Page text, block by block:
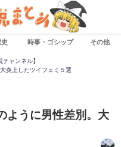
史 時事・ゴシップ その他
ャンネル】
炎上したツイフェミ５選
ように男性差別。大